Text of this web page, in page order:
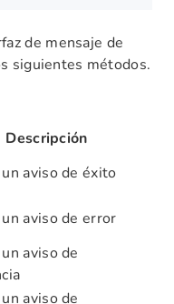
de mensaje de
siguientes métodos.
Descripción
aviso de éxito
aviso de error
aviso de
aviso de